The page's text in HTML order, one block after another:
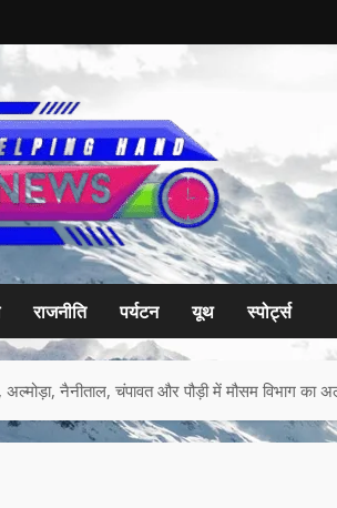
राजनीति पर्यटन यूथ स्पोर्ट्स
अल्मोड़ा, नैनीताल, चंपावत और पौड़ी में मौसम विभाग का